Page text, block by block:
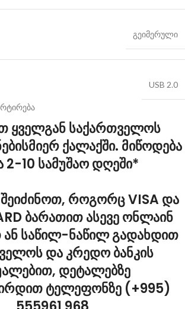
გეიმერული
USB 2.0
ყველგან საქართველოს
ქალაქში. მიწოდება
2-10 სამუშაო დღეში*
როგორც VISA და
ბარათით ასევე ონლაინ
ან საწილ-ნაწილ გადახდით
და კრედო ბანკის
დეტალებზე
ტელეფონზე (+995)